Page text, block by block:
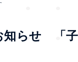
知らせ 「